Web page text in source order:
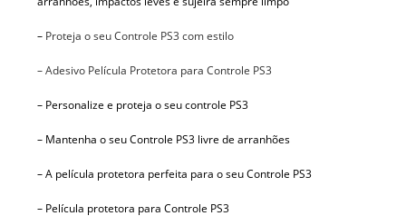
– Proteja o seu Controle PS3 com estilo
– Adesivo Película Protetora para Controle PS3
– Personalize e proteja o seu controle PS3
– Mantenha o seu Controle PS3 livre de arranhões
– A película protetora perfeita para o seu Controle PS3
– Película protetora para Controle PS3